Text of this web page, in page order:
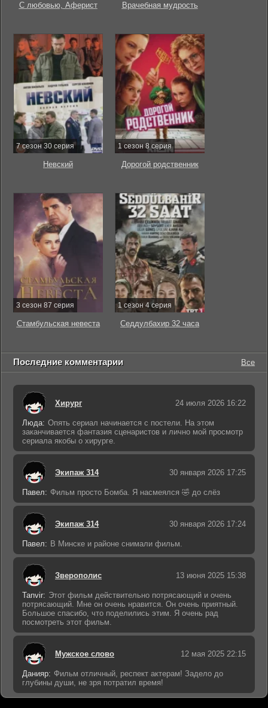
С любовью, Аферист Врачебная мудрость
7 сезон 30 серия
Невский
1 сезон 8 серия
Дорогой родственник
3 сезон 87 серия
Стамбульская невеста
1 сезон 4 серия
Седдулбахир 32 часа
Последние комментарии Все
Хирург 24 июля 2026 16:22
Люда: Опять сериал начинается с постели. На этом
заканчивается фантазия сценаристов и лично мой просмотр
сериала якобы о хирурге.
Экипаж 314 30 января 2026 17:25
Павел: Фильм просто Бомба. Я насмеялся 🤣 до слёз
Экипаж 314 30 января 2026 17:24
Павел: В Минске и районе снимали фильм.
Зверополис 13 июня 2025 15:38
Tanvir: Этот фильм действительно потрясающий и очень
потрясающий. Мне он очень нравится. Он очень приятный.
Большое спасибо, что поделились этим. Я очень рад
посмотреть этот фильм.
Мужское слово 12 мая 2025 22:15
Данияр: Фильм отличный, респект актерам! Задело до
глубины души, не зря потратил время!